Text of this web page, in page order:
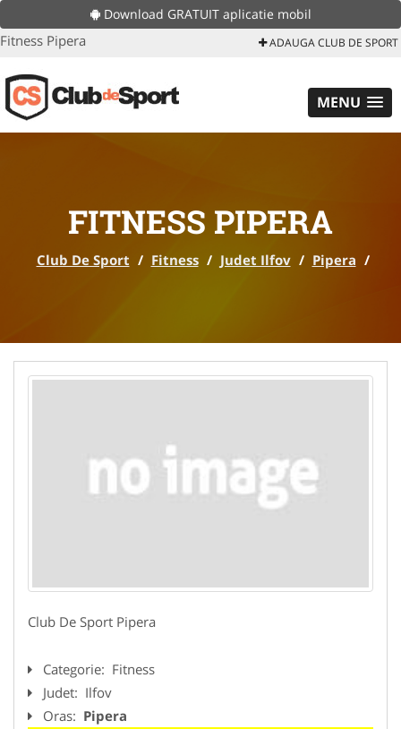
Download GRATUIT aplicatie mobil
Fitness Pipera ADAUGA CLUB DE SPORT
MENU
FITNESS PIPERA
Club De Sport / Fitness / Judet Ilfov / Pipera /
Club De Sport Pipera
Categorie: Fitness
Judet: Ilfov
Oras: Pipera